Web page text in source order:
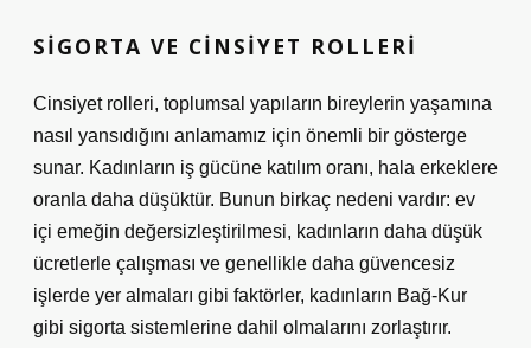
SIGORTA VE CINSIYET ROLLERI
Cinsiyet rolleri, toplumsal yapıların bireylerin yaşamına
nasıl yansıdığını anlamamız için önemli bir gösterge
sunar. Kadınların iş gücüne katılım oranı, hala erkeklere
oranla daha düşüktür. Bunun birkaç nedeni vardır: ev
içi emeğin değersizleştirilmesi, kadınların daha düşük
ücretlerle çalışması ve genellikle daha güvencesiz
işlerde yer almaları gibi faktörler, kadınların Bağ-Kur
gibi sigorta sistemlerine dahil olmalarını zorlaştırır.